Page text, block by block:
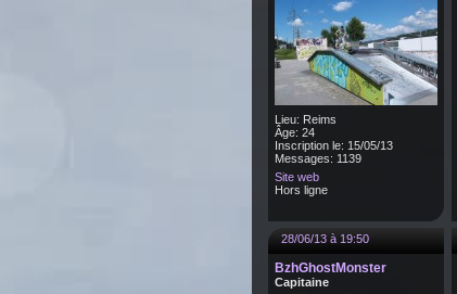
Lieu: Reims
Âge: 24
Inscription le: 15/05/13
Messages: 1139
Site web
Hors ligne
28/06/13 à 19:50
BzhGhostMonster
Capitaine